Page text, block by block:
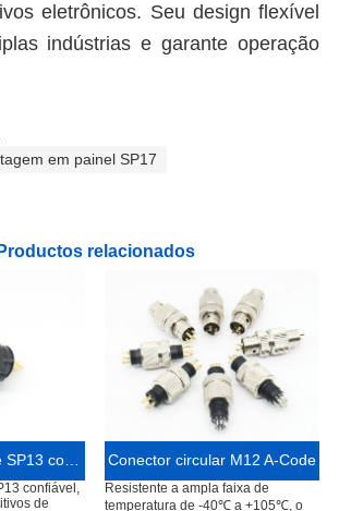
eletrônicos. Seu design flexível
indústrias e garante operação
em painel SP17
Productos relacionados
Conector de flange SP13 confiável para dispositivos de automação industrial
confiável,
de
Conector circular M12 A-Code
Resistente a ampla faixa de
temperatura de -40℃ a +105℃, o